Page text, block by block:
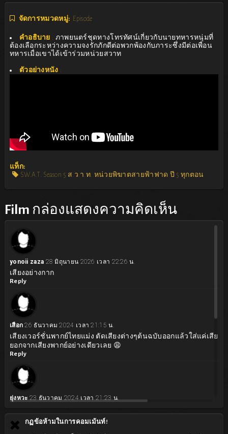
จัดการหมวดหมู่: Episode
คำอธิบาย : ภาพยนตร์ชุดทางโทรทัศน์เกี่ยวกับนายทหารหนุ่มที่
ต้องเลือกระหว่างความจงรักภักดีต่อพวกพ้องกับภาระซึ่งมีต่อเพื่อน
ทหารเมื่อเขาได้เข้าร่วมหน่วยสวาท
ตัวอย่างหนัง :
แท็ก:
S.W.A.T. Season 5 ส.ว.า.ท. หน่วยพิฆาตสายฟ้าฟาด ปี 5 ทุกตอน
Film กล่องแสดงความคิดเห็น
yonoii zaza 28 มิถุนายน 2026 เวลา 22:26 น.
เสียงอย่างกาก
Reply
เสือก 26 ธันวาคม 2024 เวลา 21:15 น.
เสียงเวอร์ชั่นพากย์ไทยแม่ง ตัดเสียงต่างๆต้นฉบับออกแล้วใส่แค่เสียง
ยอกจากเสียงพากย์อย่างเดียวเลย 😩
Reply
ยุ่งหวะ 23 ธันวาคม 2024 เวลา 21:23 น.
กฏข้อห้ามในการคอมเม้นท์!